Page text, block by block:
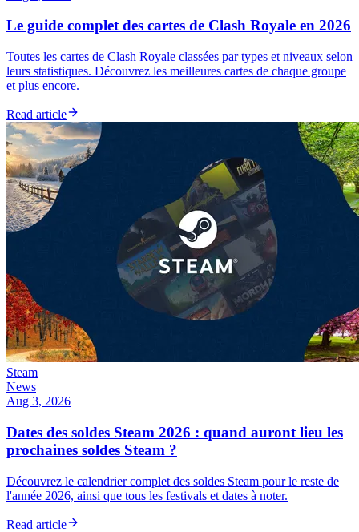
Le guide complet des cartes de Clash Royale en 2026
Toutes les cartes de Clash Royale classées par types et niveaux selon
leurs statistiques. Découvrez les meilleures cartes de chaque groupe
et plus encore.
Read article
Steam
News
Aug 3, 2026
Dates des soldes Steam 2026 : quand auront lieu les
prochaines soldes Steam ?
Découvrez le calendrier complet des soldes Steam pour le reste de
l'année 2026, ainsi que tous les festivals et dates à noter.
Read article